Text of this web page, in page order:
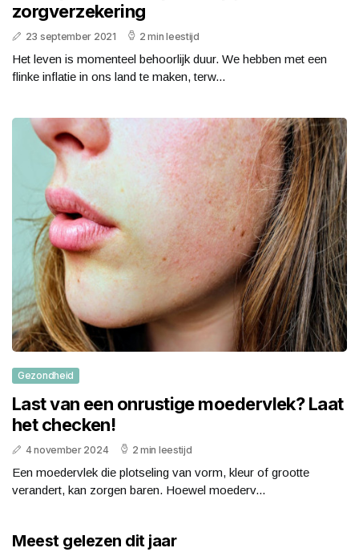
zorgverzekering
23 september 2021 2 min leestijd
Het leven is momenteel behoorlijk duur. We hebben met een
flinke inflatie in ons land te maken, terw...
Gezondheid
Last van een onrustige moedervlek? Laat
het checken!
4 november 2024 2 min leestijd
Een moedervlek die plotseling van vorm, kleur of grootte
verandert, kan zorgen baren. Hoewel moederv...
Meest gelezen dit jaar